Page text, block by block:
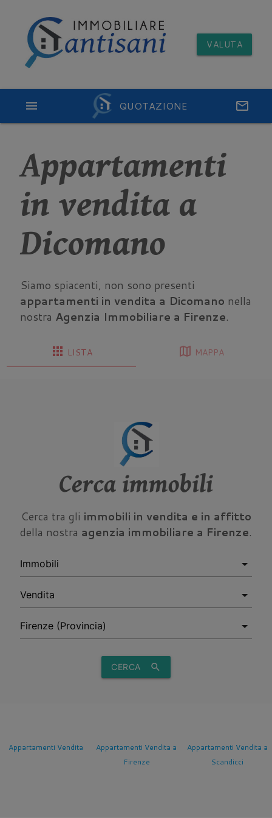
VALUTA
QUOTAZIONE email
menu
Appartamenti
in vendita a
Dicomano
Siamo spiacenti, non sono presenti
appartamenti in vendita a Dicomano nella
nostra Agenzia Immobiliare a Firenze.
apps LISTA map MAPPA
Cerca immobili
Cerca tra gli immobili in vendita e in affitto
della nostra agenzia immobiliare a Firenze.
CERCA search
Appartamenti Vendita
Appartamenti Vendita a
Firenze
Appartamenti Vendita a
Scandicci